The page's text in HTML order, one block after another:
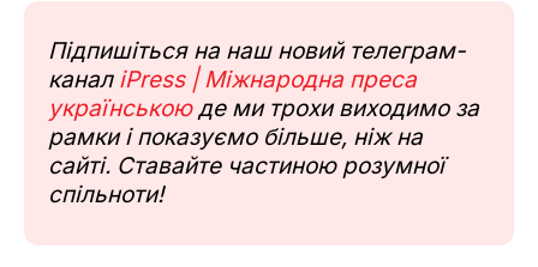
Підпишіться на наш новий телеграм-
канал iPress | Міжнародна преса
українськоюде ми трохи виходимо за
рамки і показуємо більше, ніж на
сайті. Ставайте частиною розумної
спільноти!